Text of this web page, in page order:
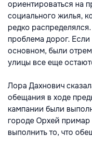
ориентироваться на
социального жилья,
редко
проблема дорог.
основном, были
улицы все еще
Лора Дахнович
обещания в ходе
кампании были
городе Орхей примар
выполнить то, что